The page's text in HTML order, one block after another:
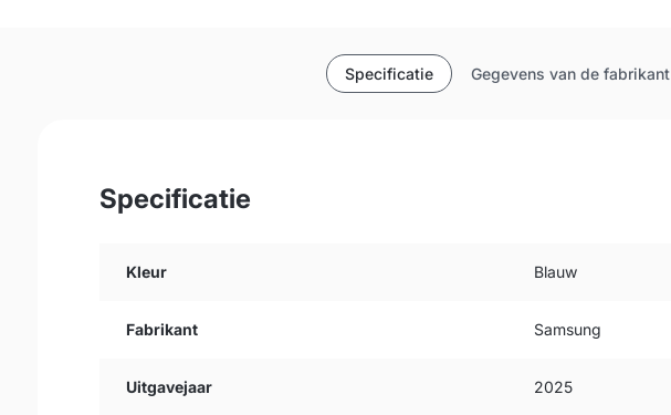
Specificatie Gegevens van de fabrikant
Specificatie
Kleur Blauw
Fabrikant Samsung
Uitgavejaar 2025